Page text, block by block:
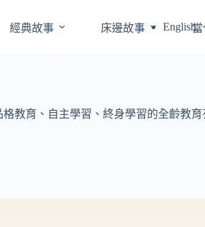
經典故事 床邊故事 當
English
教育、自主學習、終身學習的全齡教育